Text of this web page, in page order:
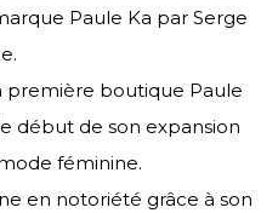
Paule Ka par Serge
première boutique Paule
début de son expansion
féminine.
en notoriété grâce à son